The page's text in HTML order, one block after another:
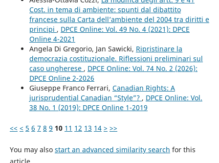
Cost. in tema di ambiente: spunti dal dibattito
francese sulla Carta dell’ambiente del 2004 tra diritti e
principi , DPCE Online: Vol. 49 No. 4 (2021): DPCE
Online 4-2021
Angela Di Gregorio, Jan Sawicki, Ripristinare la
democrazia costituzionale. Riflessioni preliminari sul
caso ungherese , DPCE Online: Vol. 74 No. 2 (2026):
DPCE Online 2-2026
Giuseppe Franco Ferrari, Canadian Rights: A
jurisprudential Canadian “Style”? , DPCE Online: Vol.
38 No. 1 (2019): DPCE Online 1-2019
<< < 5 6 7 8 9 10 11 12 13 14 > >>
You may also start an advanced similarity search for this